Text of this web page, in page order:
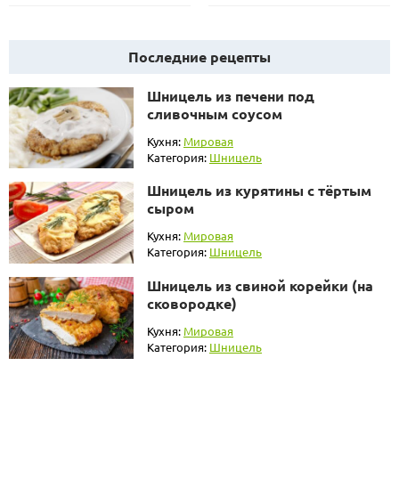
Последние рецепты
Шницель из печени под
сливочным соусом
Кухня: Мировая
Категория: Шницель
Шницель из курятины с тёртым
сыром
Кухня:Мировая
Категория: Шницель
Шницель из свиной корейки (на
сковородке)
Кухня: Мировая
Категория: Шницель